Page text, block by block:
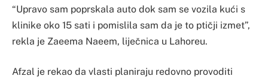
“Upravo sam poprskala auto dok sam se vozila kući s
klinike oko 15 sati i pomislila sam da je to ptičji izmet”,
rekla je Zaeema Naeem, liječnica u Lahoreu.
Afzal je rekao da vlasti planiraju redovno provoditi